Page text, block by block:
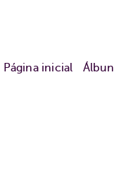
Página inicial